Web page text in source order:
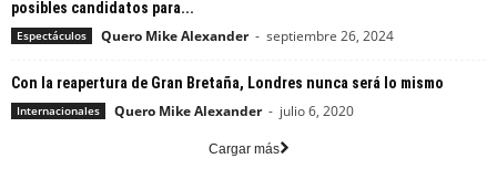
posibles candidatos para...
Espectáculos Quero Mike Alexander - septiembre 26, 2024
Con la reapertura de Gran Bretaña, Londres nunca será lo mismo
Internacionales Quero Mike Alexander - julio 6, 2020
Cargar más